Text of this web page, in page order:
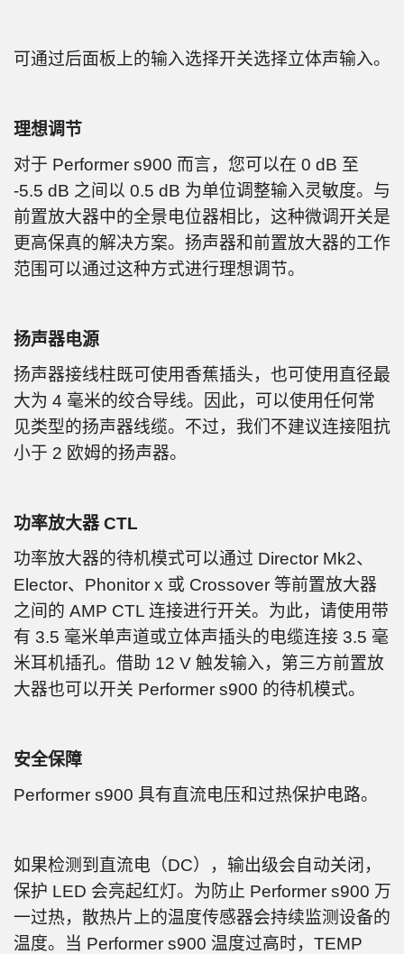
可通过后面板上的输入选择开关选择立体声输入。
理想调节
对于 Performer s900 而言，您可以在 0 dB 至
-5.5 dB 之间以 0.5 dB 为单位调整输入灵敏度。与
前置放大器中的全景电位器相比，这种微调开关是
更高保真的解决方案。扬声器和前置放大器的工作
范围可以通过这种方式进行理想调节。
扬声器电源
扬声器接线柱既可使用香蕉插头，也可使用直径最
大为 4 毫米的绞合导线。因此，可以使用任何常
见类型的扬声器线缆。不过，我们不建议连接阻抗
小于 2 欧姆的扬声器。
功率放大器 CTL
功率放大器的待机模式可以通过 Director Mk2、
Elector、Phonitor x 或 Crossover 等前置放大器
之间的 AMP CTL 连接进行开关。为此，请使用带
有 3.5 毫米单声道或立体声插头的电缆连接 3.5 毫
米耳机插孔。借助 12 V 触发输入，第三方前置放
大器也可以开关 Performer s900 的待机模式。
安全保障
Performer s900 具有直流电压和过热保护电路。
如果检测到直流电（DC），输出级会自动关闭，
保护 LED 会亮起红灯。为防止 Performer s900 万
一过热，散热片上的温度传感器会持续监测设备的
温度。当 Performer s900 温度过高时，TEMP